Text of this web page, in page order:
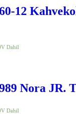
12
Dahil
Nora JR.
Dahil